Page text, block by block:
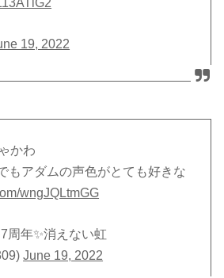
19, 2022
かわ
もアダムの声色がとても好きな
wngJQLtmGG
年✨消えない虹
June 19, 2022